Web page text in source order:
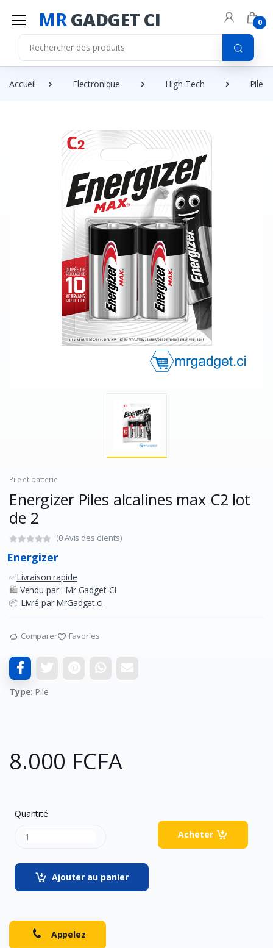
MRGADGET CI 0
Accueil Electronique High-Tech Pile
Pile et batterie
Energizer Piles alcalines max C2 lot
de 2
(0 Avis des clients)
Energizer
✅Livraison rapide
🛍️ Vendu par : Mr Gadget CI
📦 Livré par MrGadget.ci
Comparer Favories
Type: Pile
8.000 FCFA
Quantité
Ajouter au panier
Acheter
Appelez